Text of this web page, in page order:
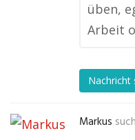
üben,
Arbeit
Nachricht
Markus